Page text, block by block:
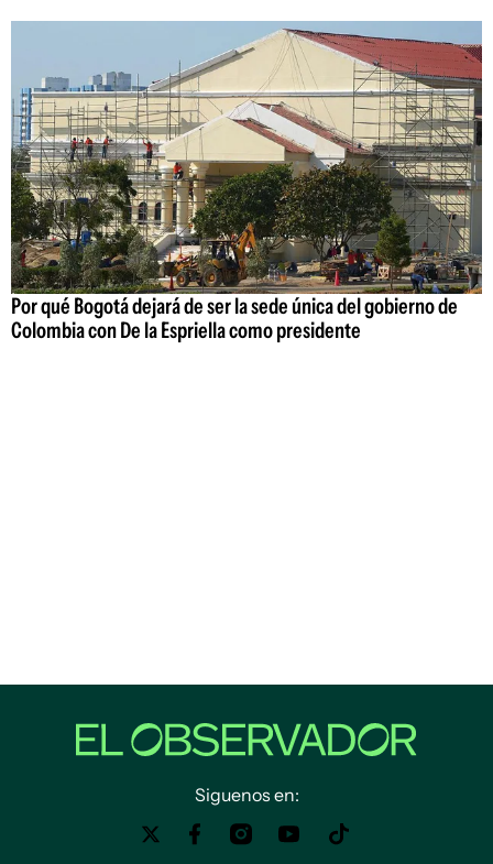
Por qué Bogotá dejará de ser la sede única del gobierno de
Colombia con De la Espriella como presidente
Siguenos en: